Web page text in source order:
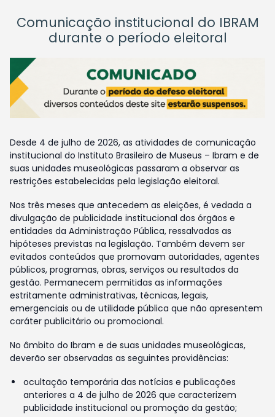
Comunicação institucional do IBRAM
durante o período eleitoral
Desde 4 de julho de 2026, as atividades de comunicação
institucional do Instituto Brasileiro de Museus – Ibram e de
suas unidades museológicas passaram a observar as
restrições estabelecidas pela legislação eleitoral.
Nos três meses que antecedem as eleições, é vedada a
divulgação de publicidade institucional dos órgãos e
entidades da Administração Pública, ressalvadas as
hipóteses previstas na legislação. Também devem ser
evitados conteúdos que promovam autoridades, agentes
públicos, programas, obras, serviços ou resultados da
gestão. Permanecem permitidas as informações
estritamente administrativas, técnicas, legais,
emergenciais ou de utilidade pública que não apresentem
caráter publicitário ou promocional.
No âmbito do Ibram e de suas unidades museológicas,
deverão ser observadas as seguintes providências:
ocultação temporária das notícias e publicações
anteriores a 4 de julho de 2026 que caracterizem
publicidade institucional ou promoção da gestão;